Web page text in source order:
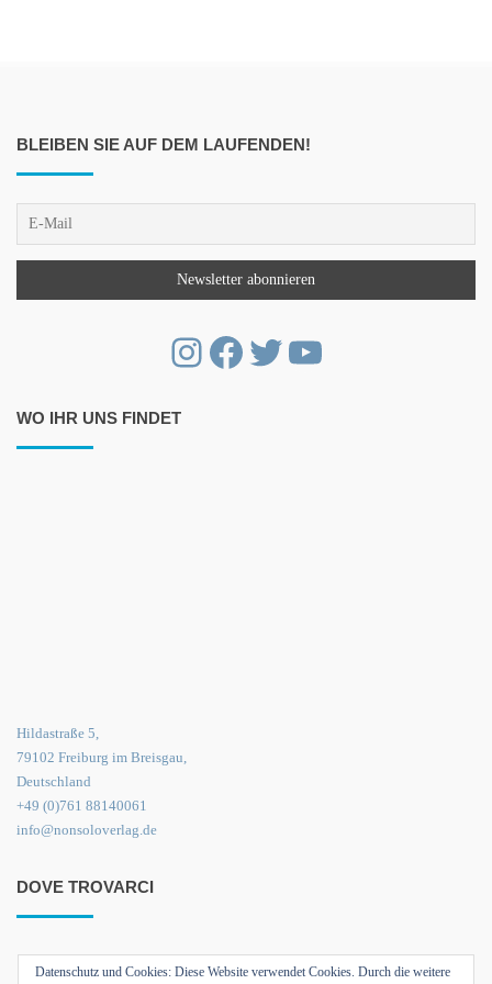
BLEIBEN SIE AUF DEM LAUFENDEN!
Instagram
Facebook
Twitter
YouTube
WO IHR UNS FINDET
Hildastraße 5,
79102 Freiburg im Breisgau,
Deutschland
+49 (0)761 88140061
info@nonsoloverlag.de
DOVE TROVARCI
Datenschutz und Cookies: Diese Website verwendet Cookies. Durch die weitere